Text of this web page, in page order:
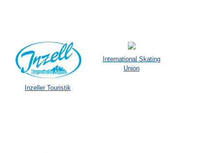
Inzeller Touristik
International Skating
Union